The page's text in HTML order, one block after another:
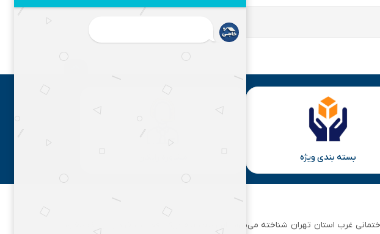
بسته بندی ویژه
هایپرساختمانی‌ غرب استان تهران شناخته می‌شود. این مجموعه بزرگ، فعالیت خود را از یک مغازه